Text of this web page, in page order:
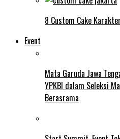
8 Custom Cake
Event
Mata Garuda Jawa
YPKBI dalam Seleksi
Berasrama